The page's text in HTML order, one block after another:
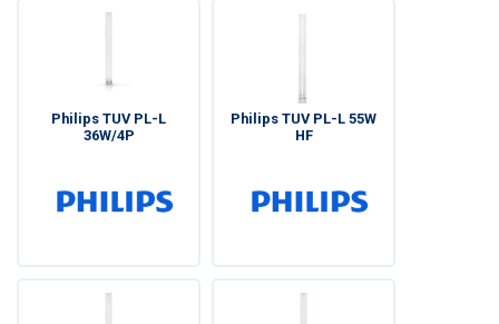
Philips TUV PL-L
36W/4P
Philips TUV PL-L 55W
HF